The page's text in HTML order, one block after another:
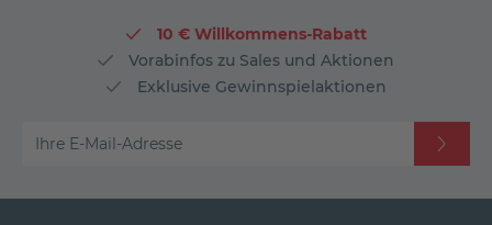
10 € Willkommens-Rabatt
Vorabinfos zu Sales und Aktionen
Exklusive Gewinnspielaktionen
Ihre E-Mail-Adresse